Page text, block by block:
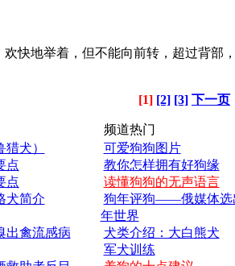
地举着，但不能向前转，超过背部
[1] [2] [3] 下一页
犬）
点
点
犬简介
出禽流感病
频道热门
可爱狗狗图片
教你怎样拥有好狗缘
读懂狗狗的无声语言
狗年评狗——俄媒体选
年世界
犬类介绍：大白熊犬
军犬训练